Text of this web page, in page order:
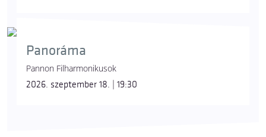
Panoráma
Pannon Filharmonikusok
2026. szeptember 18. | 19:30